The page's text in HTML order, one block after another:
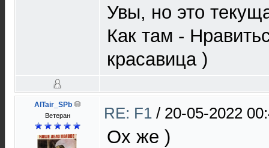
Увы, но это
Как там -
красавица )
AlTair_SPb
Ветеран RE: F1 / 20-05-2022
Ох же )